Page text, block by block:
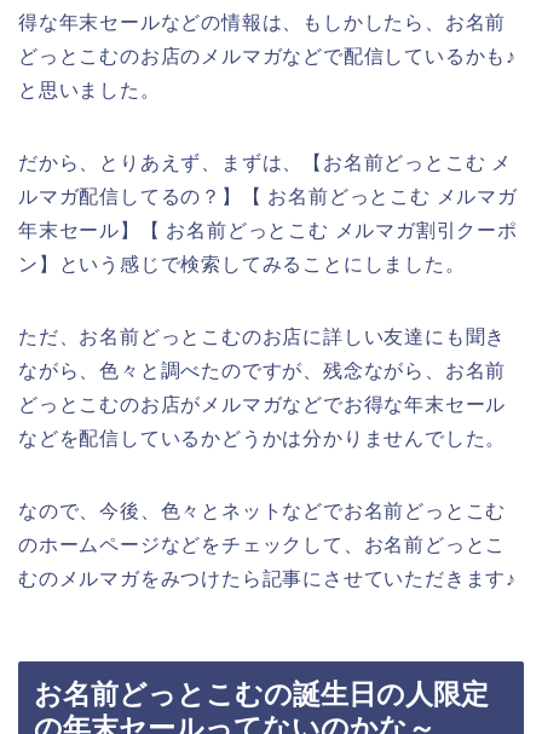
得な年末セールなどの情報は、もしかしたら、お名前
どっとこむのお店のメルマガなどで配信しているかも♪
と思いました。
だから、とりあえず、まずは、【お名前どっとこむ メ
ルマガ配信してるの？】【 お名前どっとこむ メルマガ
年末セール】【 お名前どっとこむ メルマガ割引クーポ
ン】という感じで検索してみることにしました。
ただ、お名前どっとこむのお店に詳しい友達にも聞き
ながら、色々と調べたのですが、残念ながら、お名前
どっとこむのお店がメルマガなどでお得な年末セール
などを配信しているかどうかは分かりませんでした。
なので、今後、色々とネットなどでお名前どっとこむ
のホームページなどをチェックして、お名前どっとこ
むのメルマガをみつけたら記事にさせていただきます♪
お名前どっとこむの誕生日の人限定